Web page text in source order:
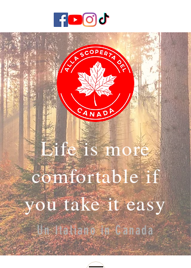
Life is more
comfortable if
you take it easy
Un Italiano in Canada